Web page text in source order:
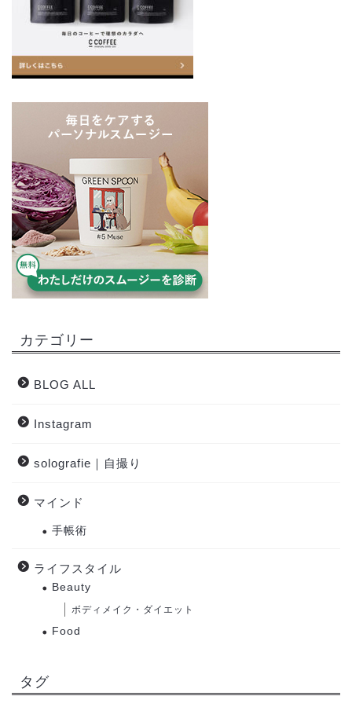
カテゴリー
BLOG ALL
Instagram
solografie｜自撮り
マインド
手帳術
ライフスタイル
Beauty
ボディメイク・ダイエット
Food
タグ